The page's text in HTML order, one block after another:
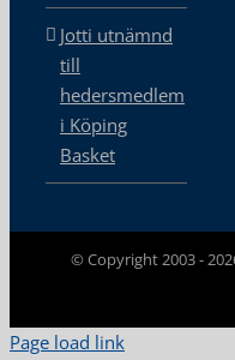
Jotti utnämnd
till
hedersmedlem
i Köping
Basket
© Copyright 2003 -
Page load link